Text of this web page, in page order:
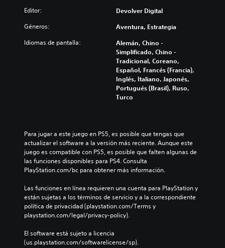
Editor: Devolver Digital
Géneros: Aventura, Estrategia
Idiomas de pantalla:
Alemán, Chino -
Simplificado, Chino -
Tradicional, Coreano,
Español, Francés (Francia),
Inglés, Italiano, Japonés,
Portugués (Brasil), Ruso,
Turco
Para jugar a este juego en PS5, es posible que tengas que
actualizar el software a la versión más reciente. Aunque este
juego es compatible con PS5, es posible que falten algunas de
las funciones disponibles para PS4. Consulta
PlayStation.com/bc para obtener más información.
Las funciones en línea requieren una cuenta para PlayStation y
están sujetas a los términos de servicio y a la correspondiente
política de privacidad (playstation.com/Terms y
playstation.com/legal/privacy-policy).
El software está sujeto a licencia
(us.playstation.com/softwarelicense/sp).